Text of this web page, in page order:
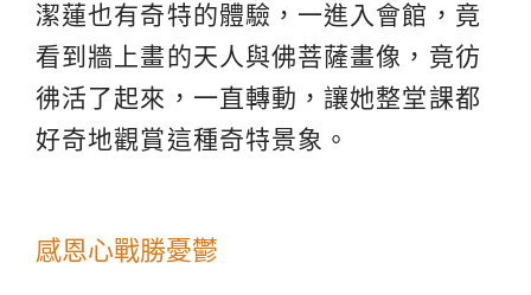
潔蓮也有奇特的體驗，一進入會館，竟
看到牆上畫的天人與佛菩薩畫像，竟彷
彿活了起來，一直轉動，讓她整堂課都
好奇地觀賞這種奇特景象。
感恩心戰勝憂鬱